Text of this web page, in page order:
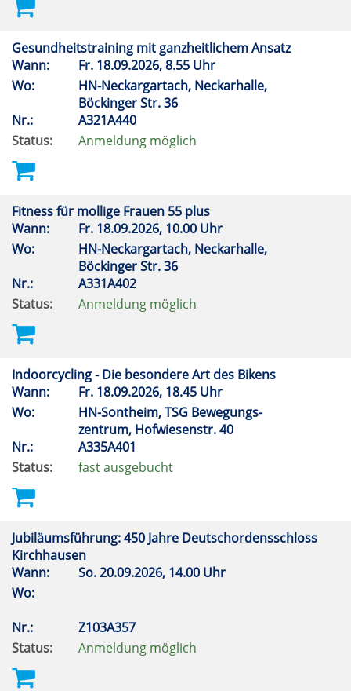
Gesundheitstraining mit ganzheitlichem Ansatz
Wann:
Fr. 18.09.2026, 8.55 Uhr
Wo:
HN-Neckargartach, Neckarhalle,
Böckinger Str. 36
Nr.:
A321A440
Status:
Anmeldung möglich
Fitness für mollige Frauen 55 plus
Wann:
Fr. 18.09.2026, 10.00 Uhr
Wo:
HN-Neckargartach, Neckarhalle,
Böckinger Str. 36
Nr.:
A331A402
Status:
Anmeldung möglich
Indoorcycling - Die besondere Art des Bikens
Wann:
Fr. 18.09.2026, 18.45 Uhr
Wo:
HN-Sontheim, TSG Bewegungs-
zentrum, Hofwiesenstr. 40
Nr.:
A335A401
Status:
fast ausgebucht
Jubiläumsführung: 450 Jahre Deutschordensschloss
Kirchhausen
Wann:
So.20.09.2026, 14.00 Uhr
Wo:
Nr.:
Z103A357
Status:
Anmeldung möglich